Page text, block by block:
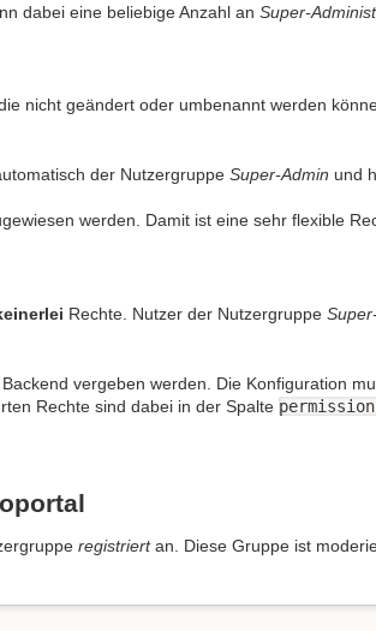
dabei eine beliebige Anzahl an Super-
nicht geändert oder umbenannt werden
der Nutzergruppe Super-Admin und
werden. Damit ist eine sehr flexible
Rechte. Nutzer der Nutzergruppe
vergeben werden. Die Konfiguration
Rechte sind dabei in der Spalte
registriertan. Diese Gruppe ist